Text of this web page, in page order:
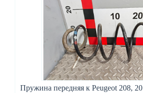
Пружина передняя к Peugeot 208,